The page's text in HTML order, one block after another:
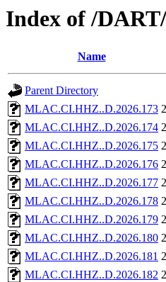
Index of /
Name
Parent Directory
MLAC.CI.HHZ..D.2026.173
MLAC.CI.HHZ..D.2026.174
MLAC.CI.HHZ..D.2026.175
MLAC.CI.HHZ..D.2026.176
MLAC.CI.HHZ..D.2026.177
MLAC.CI.HHZ..D.2026.178
MLAC.CI.HHZ..D.2026.179
MLAC.CI.HHZ..D.2026.180
MLAC.CI.HHZ..D.2026.181
MLAC.CI.HHZ..D.2026.182